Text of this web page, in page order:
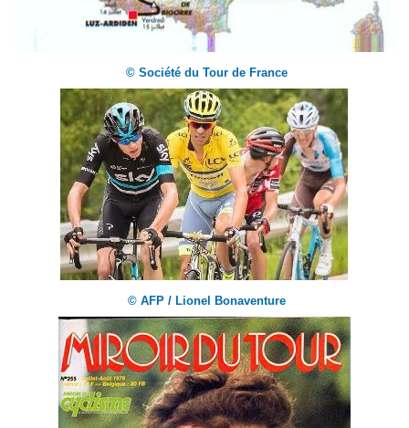
© Société du Tour de France
© AFP / Lionel Bonaventure